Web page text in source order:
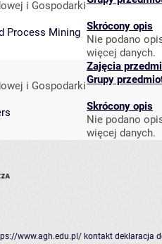
i Gospodarki
Process Mining Skrócony opis
Nie podano
więcej danych.
i Gospodarki
Zajęcia
Grupy
Skrócony opis
Nie podano
więcej danych.
www.agh.edu.pl/ kontakt deklaracja